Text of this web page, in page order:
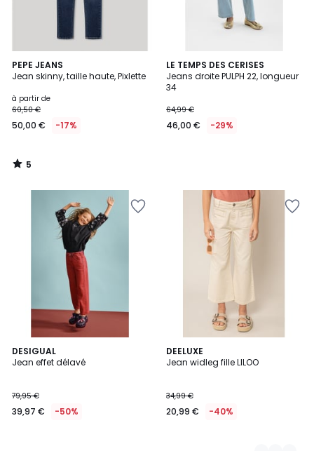
PEPE JEANS
Jean skinny, taille haute, Pixlette
à partir de
60,50 €
50,00 € -17%
5
/
5
/
LE TEMPS DES CERISES
Jeans droite PULPH 22, longueur
34
64,99 €
46,00 € -29%
DESIGUAL
Jean effet délavé
79,95 €
39,97 € -50%
DEELUXE
Jean widleg fille LILOO
34,99 €
20,99 € -40%
3
Couleurs